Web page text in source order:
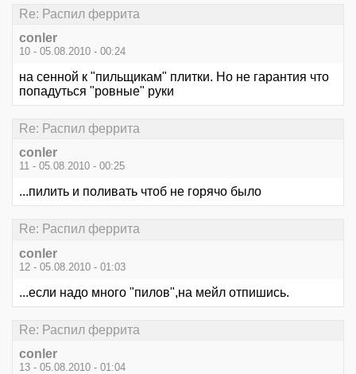
Re: Распил феррита
conler
10 - 05.08.2010 - 00:24
на сенной к "пильщикам" плитки. Но не гарантия что
попадуться "ровные" руки
Re: Распил феррита
conler
11 - 05.08.2010 - 00:25
...пилить и поливать чтоб не горячо было
Re: Распил феррита
conler
12 - 05.08.2010 - 01:03
...если надо много "пилов",на мейл отпишись.
Re: Распил феррита
conler
13 - 05.08.2010 - 01:04